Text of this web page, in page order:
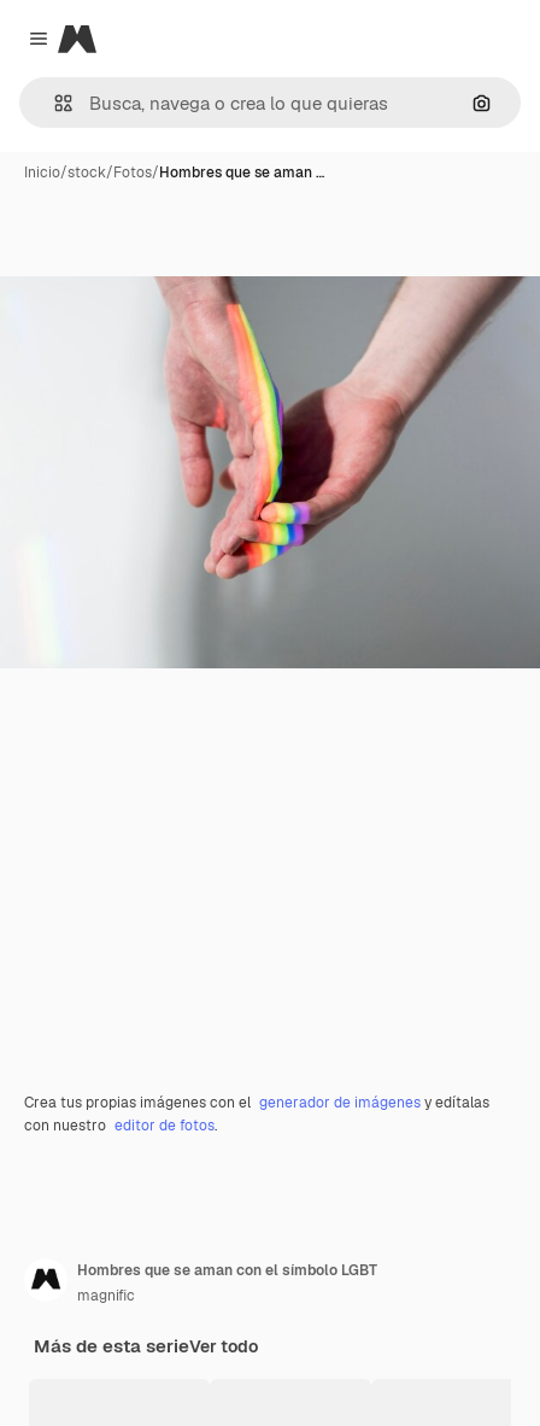
Close menu
Magnific
Inicio/stock/Fotos/Hombres que se aman …
Crea tus propias imágenes con el generador de imágenesy edítalas
con nuestro editor de fotos.
Hombres que se aman con el símbolo LGBT
magnific
Más de esta serieVer todo